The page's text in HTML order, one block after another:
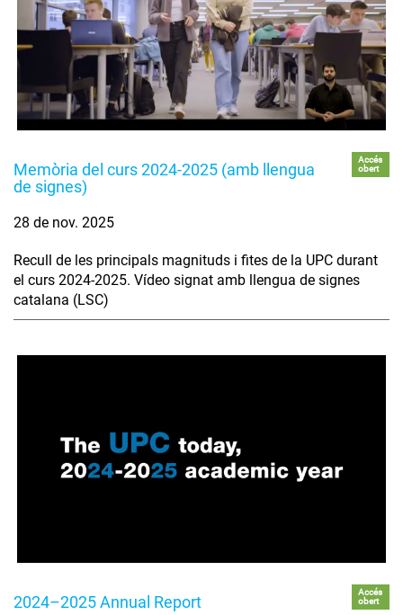
Memòria del curs 2024-2025 (amb llengua
de signes)
Accés
obert
28 de nov. 2025
Recull de les principals magnituds i fites de la UPC durant
el curs 2024-2025. Vídeo signat amb llengua de signes
catalana (LSC)
2024–2025 Annual Report
Accés
obert